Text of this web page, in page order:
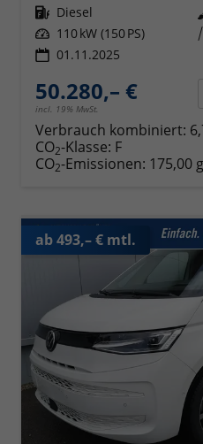
Kraftstoff Diesel
Leistung 110 kW (150 PS)
01.11.2025
50.280,– €
incl. 19% MwSt.
Verbrauch kombiniert:
CO2-Klasse: F
CO2-Emissionen: 175,00
ab 493,– € mtl.